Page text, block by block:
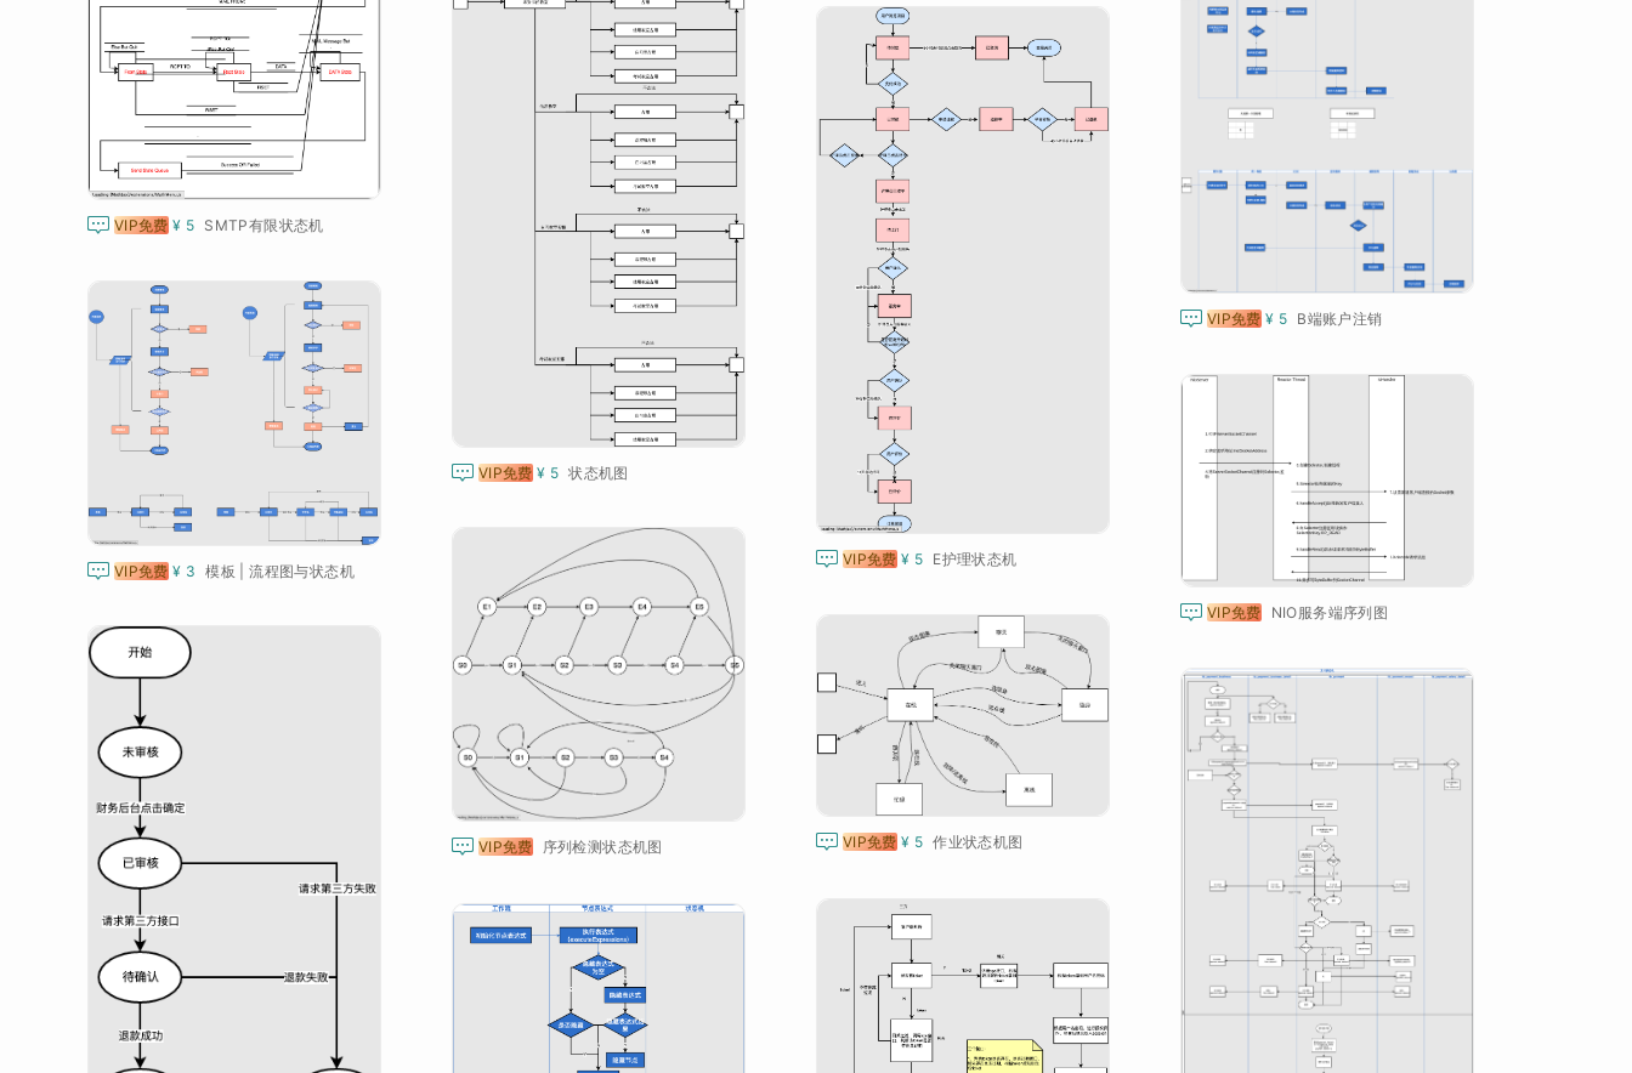
 VIP免费 ¥ 5 SMTP有限状态机
 VIP免费 ¥ 5 状态机图
 VIP免费 ¥ 5 B端账户注销
 VIP免费 ¥ 5 E护理状态机
 VIP免费 ¥ 3 模板 | 流程图与状态机
 VIP免费 NIO服务端序列图
 VIP免费 序列检测状态机图  VIP免费 ¥ 5 作业状态机图